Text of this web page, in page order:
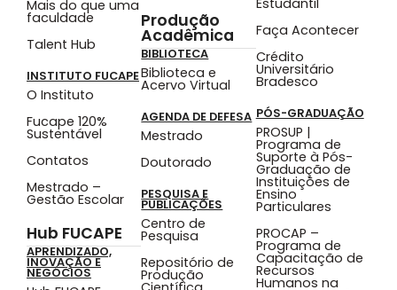
Mais do que uma
faculdade
Talent Hub
INSTITUTO FUCAPE
O Instituto
Fucape 120%
Sustentável
Contatos
Mestrado –
Gestão Escolar
Hub FUCAPE
APRENDIZADO,
INOVAÇÃO E
NEGÓCIOS
Produção
Acadêmica
BIBLIOTECA
Biblioteca e
Acervo Virtual
AGENDA DE DEFESA
Mestrado
Doutorado
PESQUISA E
PUBLICAÇÕES
Centro de
Pesquisa
Repositório de
Produção
Faça Acontecer
Crédito
Universitário
Bradesco
PÓS-GRADUAÇÃO
PROSUP |
Programa de
Suporte à Pós-
Graduação de
Instituições de
Ensino
Particulares
PROCAP –
Programa de
Capacitação de
Recursos
Humanos na